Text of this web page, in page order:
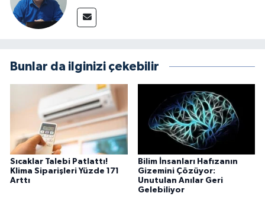
Bunlar da ilginizi çekebilir
Sıcaklar Talebi Patlattı!
Klima Siparişleri Yüzde 171
Arttı
Bilim İnsanları Hafızanın
Gizemini Çözüyor:
Unutulan Anılar Geri
Gelebiliyor